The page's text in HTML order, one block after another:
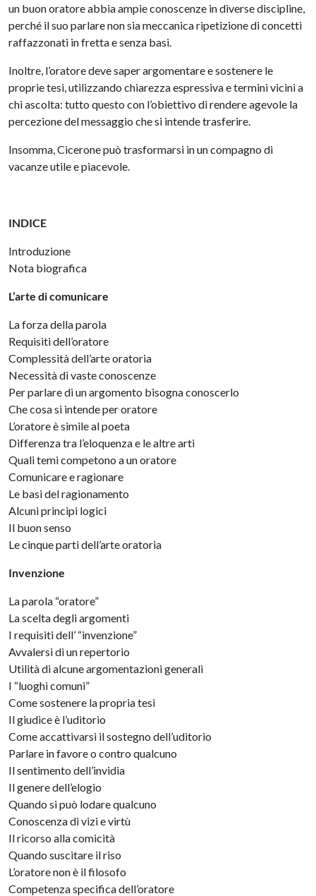
un buon oratore abbia ampie conoscenze in diverse discipline,
perché il suo parlare non sia meccanica ripetizione di concetti
raffazzonati in fretta e senza basi.
Inoltre, l’oratore deve saper argomentare e sostenere le
proprie tesi, utilizzando chiarezza espressiva e termini vicini a
chi ascolta: tutto questo con l’obiettivo di rendere agevole la
percezione del messaggio che si intende trasferire.
Insomma, Cicerone può trasformarsi in un compagno di
vacanze utile e piacevole.
INDICE
Introduzione
Nota biografica
L’arte di comunicare
La forza della parola
Requisiti dell’oratore
Complessità dell’arte oratoria
Necessità di vaste conoscenze
Per parlare di un argomento bisogna conoscerlo
Che cosa si intende per oratore
L’oratore è simile al poeta
Differenza tra l’eloquenza e le altre arti
Quali temi competono a un oratore
Comunicare e ragionare
Le basi del ragionamento
Alcuni principi logici
Il buon senso
Le cinque parti dell’arte oratoria
Invenzione
La parola “oratore”
La scelta degli argomenti
I requisiti dell’ “invenzione”
Avvalersi di un repertorio
Utilità di alcune argomentazioni generali
I “luoghi comuni”
Come sostenere la propria tesi
Il giudice è l’uditorio
Come accattivarsi il sostegno dell’uditorio
Parlare in favore o contro qualcuno
Il sentimento dell’invidia
Il genere dell’elogio
Quando si può lodare qualcuno
Conoscenza di vizi e virtù
Il ricorso alla comicità
Quando suscitare il riso
L’oratore non è il filosofo
Competenza specifica dell’oratore